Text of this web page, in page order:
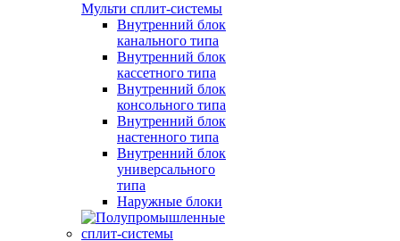
Мульти сплит-системы
Внутренний блок
канального типа
Внутренний блок
кассетного типа
Внутренний блок
консольного типа
Внутренний блок
настенного типа
Внутренний блок
универсального
типа
Наружные блоки